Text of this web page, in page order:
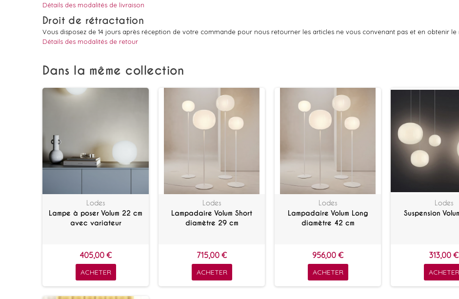
Détails des modalités de livraison
Droit de rétractation
Vous disposez de 14 jours après réception de votre commande pour nous retourner les articles ne vous convenant pas et en obtenir le
Détails des modalités de retour
Dans la même collection
Lodes
Lampe à poser Volum 22 cm
avec variateur
405,00 €
ACHETER
Lodes
Lampadaire Volum Short
diamètre 29 cm
715,00 €
ACHETER
Lodes
Lampadaire Volum Long
diamètre 42 cm
956,00 €
ACHETER
Lodes
Suspension
313,00 €
ACHETER